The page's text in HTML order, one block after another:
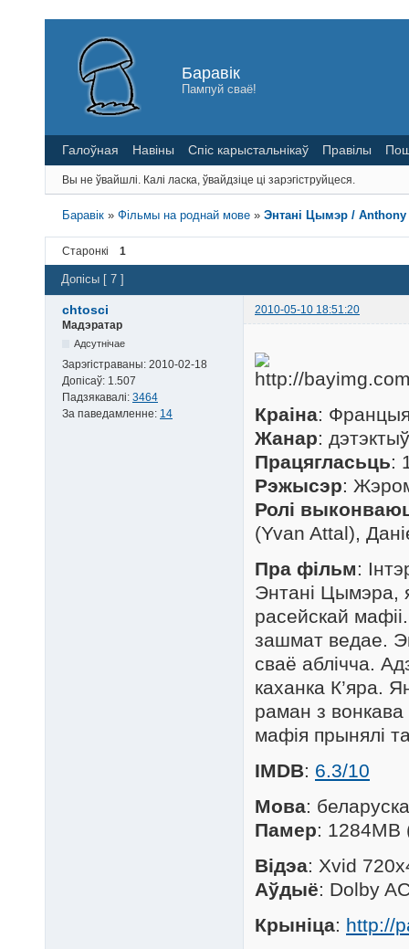
Баравік
Пампуй сваё!
Галоўная Навіны Спіс карыстальнікаў Правілы
Вы не ўвайшлі. Калі ласка, ўвайдзіце ці зарэгіструйцеся.
Баравік »Фільмы на роднай мове »Энтані Цымэр / Anthony
Старонкі 1
Допісы [ 7 ]
chtosci
2010-05-10 18:51:20
Мадэратар
Адсутнічае
Зарэгістраваны: 2010-02-18
Допісаў: 1.507
Падзякавалі: 3464
За паведамленне: 14 Краіна:
Жанар:
Працягласьць:
Рэжысэр:
Ролі
(Yvan Attal),
Пра фільм:
Энтані Цымэра,
расейскай
зашмат ведае.
сваё аблічча.
каханка К’яра.
раман з
мафія прынялі
IMDB: 6.3/10
Мова:
Памер: 1284MB
Відэа: Xvid
Аўдыё: Dolby
Крыніца: http://